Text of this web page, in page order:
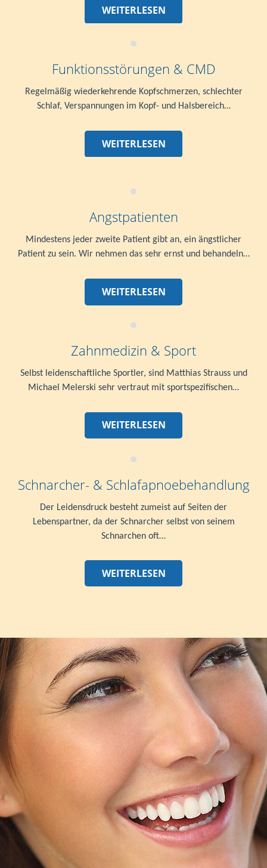
WEITERLESEN
Funktionsstörungen & CMD
Regelmäßig wiederkehrende Kopfschmerzen, schlechter
Schlaf, Verspannungen im Kopf- und Halsbereich…
WEITERLESEN
Angstpatienten
Mindestens jeder zweite Patient gibt an, ein ängstlicher
Patient zu sein. Wir nehmen das sehr ernst und behandeln…
WEITERLESEN
Zahnmedizin & Sport
Selbst leidenschaftliche Sportler, sind Matthias Strauss und
Michael Melerski sehr vertraut mit sportspezifischen…
WEITERLESEN
Schnarcher- & Schlafapnoebehandlung
Der Leidensdruck besteht zumeist auf Seiten der
Lebenspartner, da der Schnarcher selbst von seinem
Schnarchen oft…
WEITERLESEN